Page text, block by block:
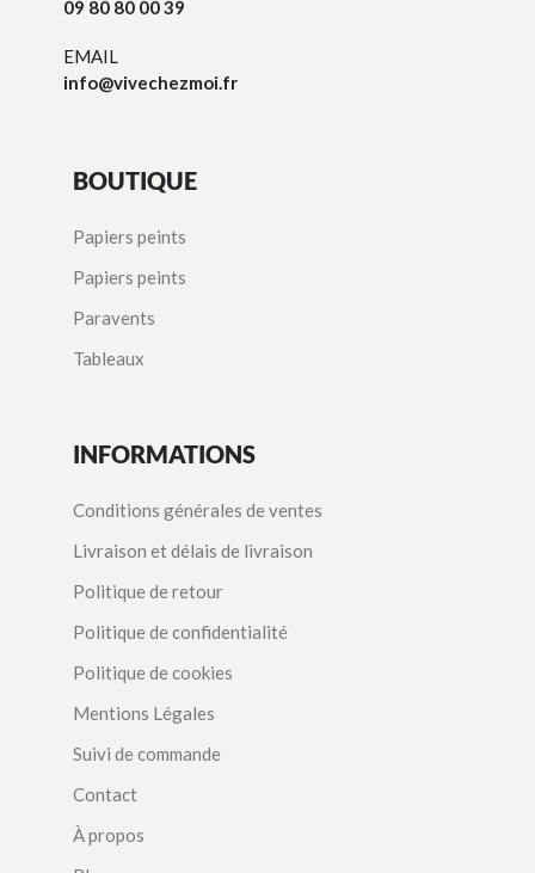
09 80 80 00 39
EMAIL
info@vivechezmoi.fr
BOUTIQUE
Papiers peints
Papiers peints
Paravents
Tableaux
INFORMATIONS
Conditions générales de ventes
Livraison et délais de livraison
Politique de retour
Politique de confidentialité
Politique de cookies
Mentions Légales
Suivi de commande
Contact
À propos